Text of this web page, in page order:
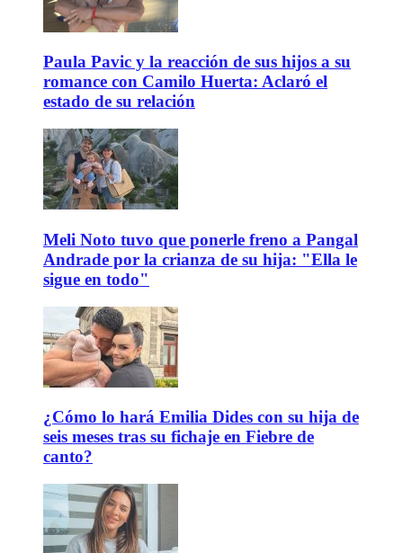
Paula Pavic y la reacción de sus hijos a su
romance con Camilo Huerta: Aclaró el
estado de su relación
Meli Noto tuvo que ponerle freno a Pangal
Andrade por la crianza de su hija: "Ella le
sigue en todo"
¿Cómo lo hará Emilia Dides con su hija de
seis meses tras su fichaje en Fiebre de
canto?